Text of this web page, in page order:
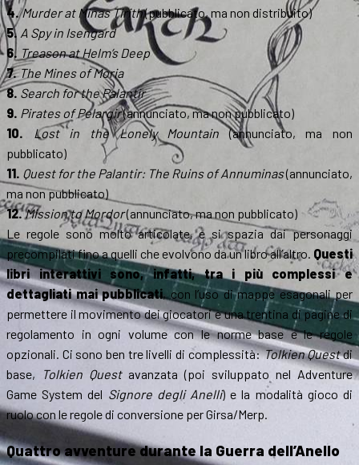
4.Murder at Minas Tirith(pubblicato, ma non distribuito)
5. A Spy in Isengard
6. Treason at Helm’s Deep
7. The Mines of Moria
8. Search for the Palantir
9. Pirates of Pelargir(annunciato, ma non pubblicato)
10.
Lost in the Lonely Mountain (annunciato, ma non
pubblicato)
11. Quest for the Palantir: The Ruins of Annuminas(annunciato,
ma non pubblicato)
12.Mission to Mordor(annunciato, ma non pubblicato)
Le regole sono molto articolate, e si spazia dai personaggi
precompilati fino a quelli che evolvono da un libro all’altro. Questi
libri interattivi sono, infatti, tra i più complessi e
dettagliati mai pubblicati, con l’uso di mappe esagonali per
permettere il movimento dei giocatori e una trentina di pagine di
regolamento in ogni volume con le norme base e le regole
opzionali. Ci sono ben tre livelli di complessità:Tolkien Questdi
base,
Tolkien Questavanzata (poi sviluppato nel Adventure
Game System del Signore degli Anelli) e la modalità gioco di
ruolo con le regole di conversione per Girsa/Merp.
Quattro avventure durante la Guerra dell’Anello